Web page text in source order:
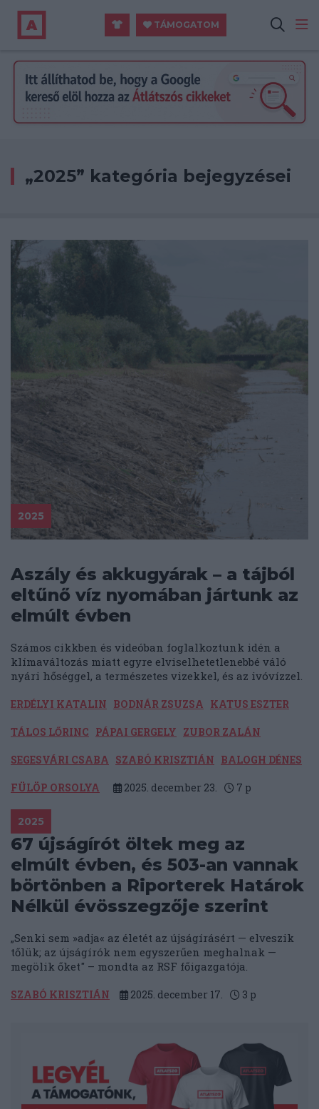
TÁMOGATOM
„2025” kategória bejegyzései
2025
Aszály és akkugyárak – a tájból
eltűnő víz nyomában jártunk az
elmúlt évben
Számos cikkben és videóban foglalkoztunk idén a
klímaváltozás miatt egyre elviselhetetlenebbé váló
nyári hőséggel, a természetes vizekkel, és az ivóvízzel.
ERDÉLYI KATALIN BODNÁR ZSUZSA KATUS ESZTER
TÁLOS LŐRINC PÁPAI GERGELY ZUBOR ZALÁN
SEGESVÁRI CSABA SZABÓ KRISZTIÁN BALOGH DÉNES
FÜLÖP ORSOLYA 2025. december 23. 7 p
2025
67 újságírót öltek meg az
elmúlt évben, és 503-an vannak
börtönben a Riporterek Határok
Nélkül évösszegzője szerint
„Senki sem »adja« az életét az újságírásért — elveszik
tőlük; az újságírók nem egyszerűen meghalnak —
megölik őket" – mondta az RSF főigazgatója.
SZABÓ KRISZTIÁN 2025. december 17. 3 p